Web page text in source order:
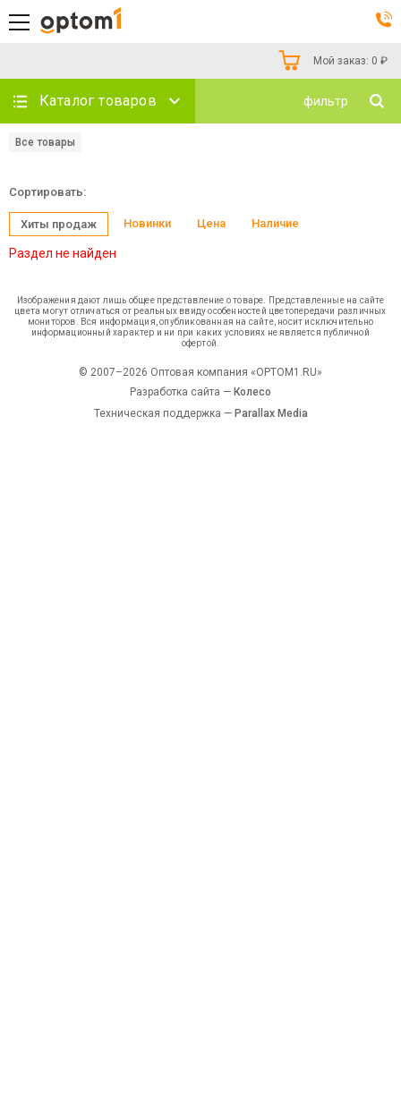
Мой заказ: 0 ₽
Каталог товаров фильтр
Все товары
Сортировать:
Хиты продаж Новинки Цена Наличие
Раздел не найден
Изображения дают лишь общее представление о товаре. Представленные на сайте
цвета могут отличаться от реальных ввиду особенностей цветопередачи различных
мониторов. Вся информация, опубликованная на сайте, носит исключительно
информационный характер и ни при каких условиях не является публичной
офертой.
© 2007–2026 Оптовая компания «OPTOM1.RU»
Разработка сайта — Колесо
Техническая поддержка — Parallax Media